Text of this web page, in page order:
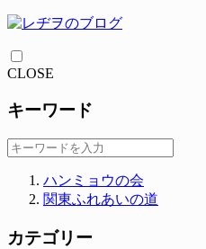
CLOSE
キーワード
ハンミョウの会
関東ふれあいの道
カテゴリー